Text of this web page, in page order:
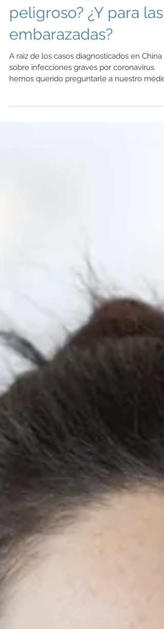
sabemos? ¿Es
peligroso? ¿Y para las
embarazadas?
A raiz de los casos diagnosticados en China
sobre infecciones graves por coronavirus
de...